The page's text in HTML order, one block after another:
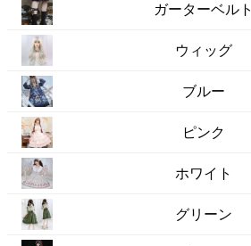
ガーターベルト
ウィッグ
ブルー
ピンク
ホワイト
グリーン